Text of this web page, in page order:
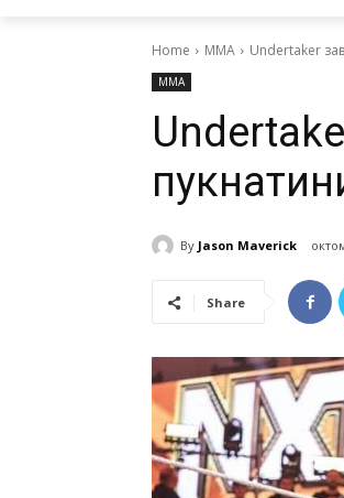
Home MMA Undertaker
MMA
By Jason Maverick
Share